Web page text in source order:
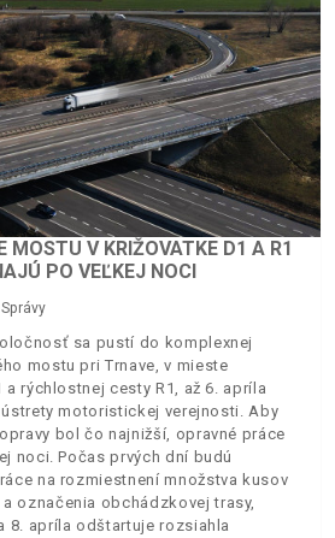
MOSTU V KRIŽOVATKE D1 A R1
PO VEĽKEJ NOCI
Správy
sa pustí do komplexnej
mostu pri Trnave, v mieste
rýchlostnej cesty R1, až 6. apríla
ústrety motoristickej verejnosti. Aby
bol čo najnižší, opravné práce
noci. Počas prvých dní budú
na rozmiestnení množstva kusov
označenia obchádzkovej trasy,
8. apríla odštartuje rozsiahla